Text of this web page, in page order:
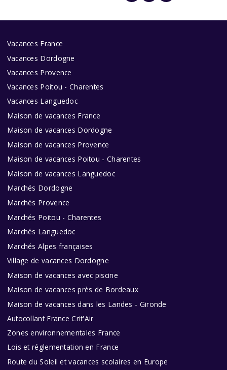
Vacances France
Vacances Dordogne
Vacances Provence
Vacances Poitou - Charentes
Vacances Languedoc
Maison de vacances France
Maison de vacances Dordogne
Maison de vacances Provence
Maison de vacances Poitou - Charentes
Maison de vacances Languedoc
Marchés Dordogne
Marchés Provence
Marchés Poitou - Charentes
Marchés Languedoc
Marchés Alpes françaises
Village de vacances Dordogne
Maison de vacances avec piscine
Maison de vacances près de Bordeaux
Maison de vacances dans les Landes - Gironde
Autocollant France Crit'Air
Zones environnementales France
Lois et réglementation en France
Route du Soleil et vacances scolaires en Europe